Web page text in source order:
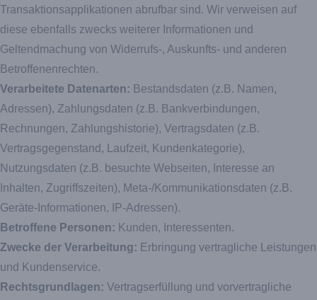
Transaktionsapplikationen abrufbar sind. Wir verweisen auf
diese ebenfalls zwecks weiterer Informationen und
Geltendmachung von Widerrufs-, Auskunfts- und anderen
Betroffenenrechten.
Verarbeitete Datenarten: Bestandsdaten (z.B. Namen,
Adressen), Zahlungsdaten (z.B. Bankverbindungen,
Rechnungen, Zahlungshistorie), Vertragsdaten (z.B.
Vertragsgegenstand, Laufzeit, Kundenkategorie),
Nutzungsdaten (z.B. besuchte Webseiten, Interesse an
Inhalten, Zugriffszeiten), Meta-/Kommunikationsdaten (z.B.
Geräte-Informationen, IP-Adressen).
Betroffene Personen: Kunden, Interessenten.
Zwecke der Verarbeitung: Erbringung vertragliche Leistungen
und Kundenservice.
Rechtsgrundlagen: Vertragserfüllung und vorvertragliche